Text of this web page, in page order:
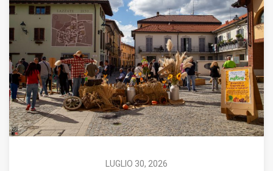
LUGLIO 30, 2026